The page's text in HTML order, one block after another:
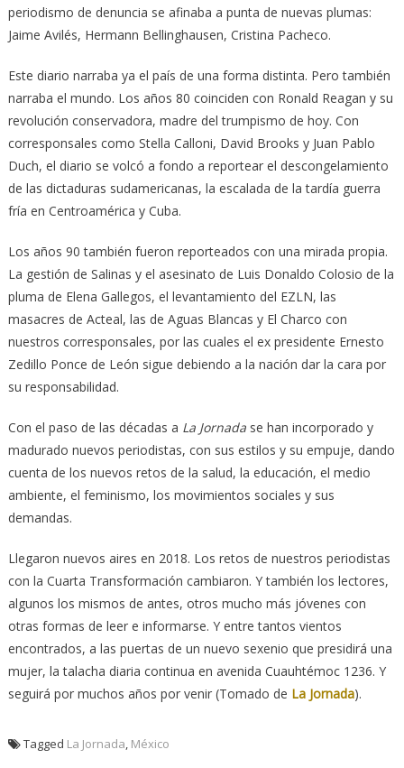
periodismo de denuncia se afinaba a punta de nuevas plumas:
Jaime Avilés, Hermann Bellinghausen, Cristina Pacheco.
Este diario narraba ya el país de una forma distinta. Pero también
narraba el mundo. Los años 80 coinciden con Ronald Reagan y su
revolución conservadora, madre del trumpismo de hoy. Con
corresponsales como Stella Calloni, David Brooks y Juan Pablo
Duch, el diario se volcó a fondo a reportear el descongelamiento
de las dictaduras sudamericanas, la escalada de la tardía guerra
fría en Centroamérica y Cuba.
Los años 90 también fueron reporteados con una mirada propia.
La gestión de Salinas y el asesinato de Luis Donaldo Colosio de la
pluma de Elena Gallegos, el levantamiento del EZLN, las
masacres de Acteal, las de Aguas Blancas y El Charco con
nuestros corresponsales, por las cuales el ex presidente Ernesto
Zedillo Ponce de León sigue debiendo a la nación dar la cara por
su responsabilidad.
Con el paso de las décadas a La Jornadase han incorporado y
madurado nuevos periodistas, con sus estilos y su empuje, dando
cuenta de los nuevos retos de la salud, la educación, el medio
ambiente, el feminismo, los movimientos sociales y sus
demandas.
Llegaron nuevos aires en 2018. Los retos de nuestros periodistas
con la Cuarta Transformación cambiaron. Y también los lectores,
algunos los mismos de antes, otros mucho más jóvenes con
otras formas de leer e informarse. Y entre tantos vientos
encontrados, a las puertas de un nuevo sexenio que presidirá una
mujer, la talacha diaria continua en avenida Cuauhtémoc 1236. Y
seguirá por muchos años por venir (Tomado de La Jornada).
Tagged La Jornada México